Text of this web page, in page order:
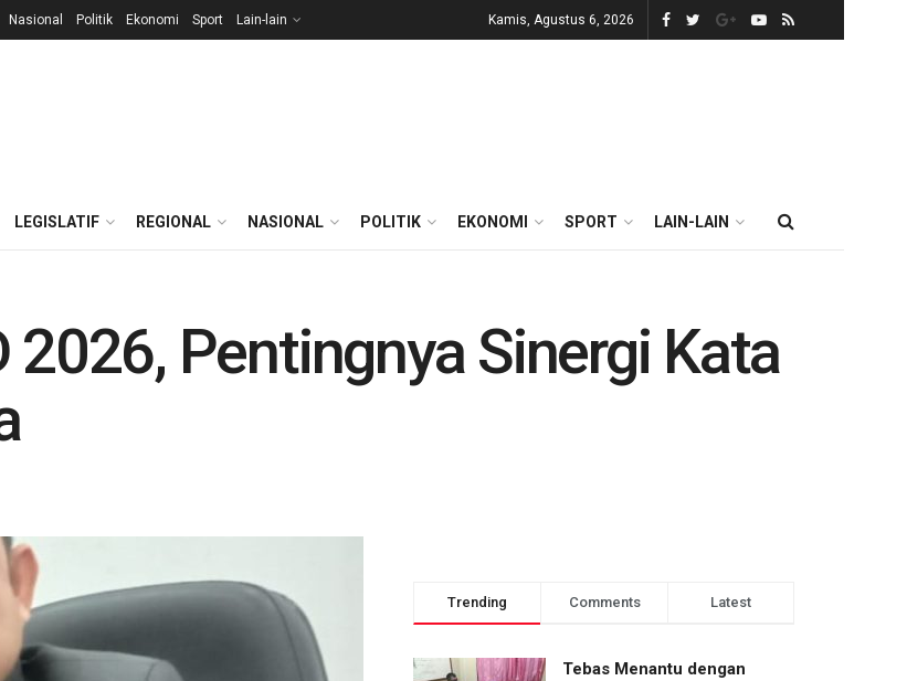
Nasional Politik Ekonomi Sport Lain-lain Kamis, Agustus 6, 2026
LEGISLATIF REGIONAL NASIONAL POLITIK EKONOMI SPORT LAIN-LAIN
2026, Pentingnya Sinergi Kata
Trending Comments Latest
Tebas Menantu dengan